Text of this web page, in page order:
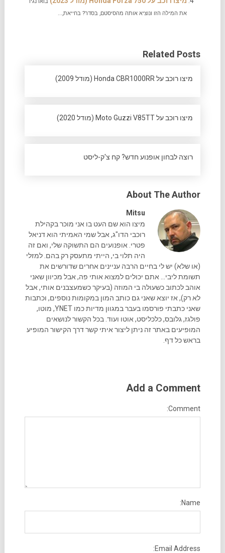
את המילה הזו ונוציא אותה מהסיסטם, בסדר? בחייאת,...
Related Posts
מיצו רוכב על Honda CBR1000RR (מודל 2009)
מיצו רוכב על Moto Guzzi V85TT (מודל 2020)
רוצה לבחון אופנוע חדש? קח צ'ק-ליסט
About The Author
Mitsu
מיצו הוא שם העט בו אני מוכר בקהילת
רוכבי הדו"ג, אבל שמי האמיתי הוא דניאל
פטרי. אופנועים הם התשוקה שלי, ואם זה
היה תלוי בי, הייתי מתעסק רק בהם. למזלי
(או שלא) יש לי בחיים הרבה עניינים אחרים שדורשים את
תשומת ליבי... אתם יכולים למצוא אותי פה, אבל מכיוון שאני
אוהב לכתוב כשעולה בי המוזה (בעיקר כשמעצבנים אותי, אבל
לא רק), אז יוצא שאני גם כותב המון במקומות נוספים, וכתבות
שאני כתבתי פורסמו בעבר במגוון מדיות כמו YNET, מוטו,
פולגז, גלובס, כלכליסט, אוטו ועוד. בכל הקשור לנושאים
המופיעים באתר זה ניתן ליצור איתי קשר דרך הקישור המופיע
בראש כל דף.
Add a Comment
Comment:
Name:
Email Address: